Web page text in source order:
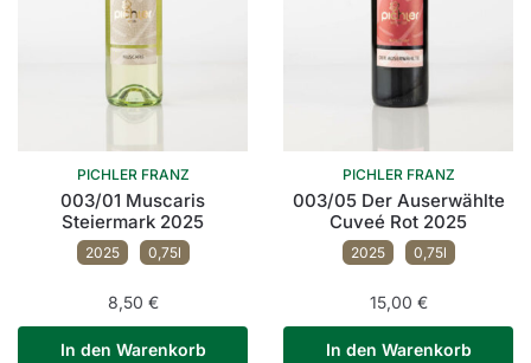
PICHLER FRANZ
003/01 Muscaris
Steiermark 2025
2025 0,75l
8,50 €
In den Warenkorb
PICHLER FRANZ
003/05 Der Auserwählte
Cuveé Rot 2025
2025 0,75l
15,00 €
In den Warenkorb